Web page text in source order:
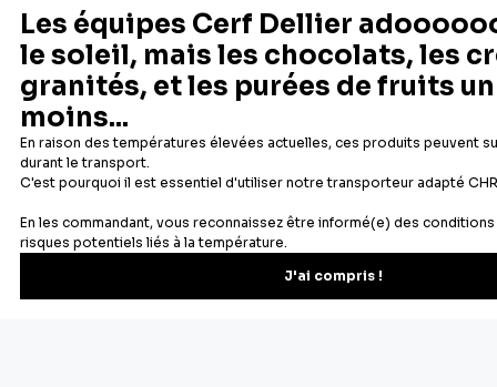
Newsletter
Recevez les recettes, astuces et offres spéciales.
S'inscrire
Vous pourrez vous désinscrire depuis votre espace client.